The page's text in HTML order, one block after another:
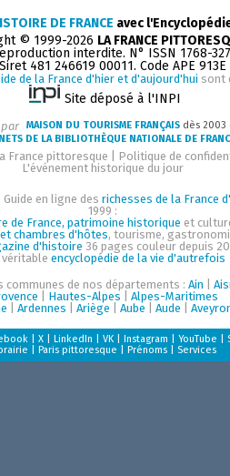
DE FRANCE avec
© 1999-2026 LA FRANCE
interdite. N° ISSN 1768-
481 246619 00011. Code APE 913E
de la France d'hier et d'aujourd'hui sont
Site déposé à l'INPI
MAISON DU TOURISME FRANÇAIS dès
DE LA BIBLIOTHÈQUE NATIONALE DE
France pittoresque
Politique de
L'événement historique du jour
Guide en ligne des richesses de la France
1999 :
de France, patrimoine historique et
chambres d'hôtes, tourisme,
d'histoire 36 pages couleur depuis
véritable encyclopédie de la vie d'autrefois
communes de nos départements : Ain
Hautes-Alpes
Alpes-Maritimes
Ardennes Ariège Aube Aude
| X| LinkedIn VK| Instagram YouTube
Paris pittoresque Prénoms| Services